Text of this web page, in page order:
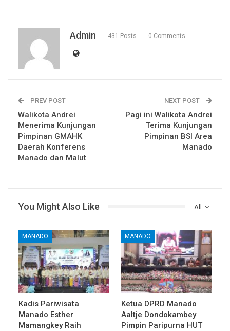
Admin 431 Posts 0 Comments
PREV POST
Walikota Andrei
Menerima Kunjungan
Pimpinan GMAHK
Daerah Konferens
Manado dan Malut
NEXT POST
Pagi ini Walikota Andrei
Terima Kunjungan
Pimpinan BSI Area
Manado
All
You Might Also Like
MANADO
Kadis Pariwisata
Manado Esther
Mamangkey Raih
MANADO
Ketua DPRD Manado
Aaltje Dondokambey
Pimpin Paripurna HUT